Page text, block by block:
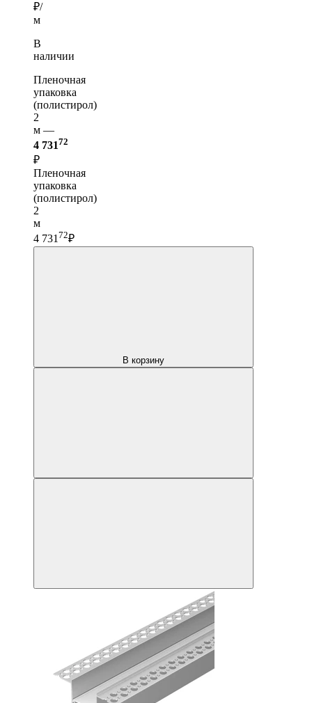
₽/
м
В
наличии
Пленочная
упаковка
(полистирол)
2
м —
4 73172
₽
Пленочная
упаковка
(полистирол)
2
м
4 73172₽
В корзину